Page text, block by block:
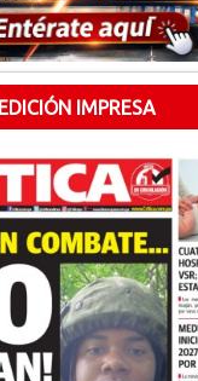
EDICIÓN IMPRESA